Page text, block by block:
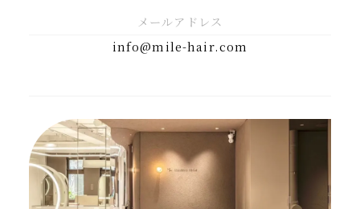
メールアドレス
info@mile-hair.com